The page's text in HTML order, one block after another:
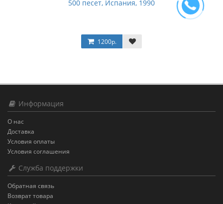
500 песет, Испания, 1990
1200р.
Информация
О нас
Доставка
Условия оплаты
Условия соглашения
Служба поддержки
Обратная связь
Возврат товара